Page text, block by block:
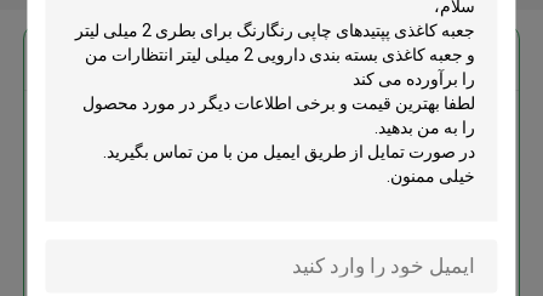
بهترين قيمت رو براي
برای بطری 2 میلی لیتر و جعبه